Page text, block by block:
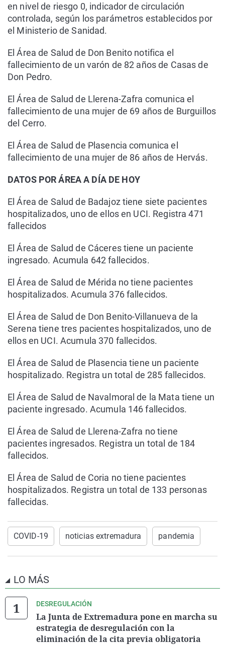
en nivel de riesgo 0, indicador de circulación
controlada, según los parámetros establecidos por
el Ministerio de Sanidad.
El Área de Salud de Don Benito notifica el
fallecimiento de un varón de 82 años de Casas de
Don Pedro.
El Área de Salud de Llerena-Zafra comunica el
fallecimiento de una mujer de 69 años de Burguillos
del Cerro.
El Área de Salud de Plasencia comunica el
fallecimiento de una mujer de 86 años de Hervás.
DATOS POR ÁREA A DÍA DE HOY
El Área de Salud de Badajoz tiene siete pacientes
hospitalizados, uno de ellos en UCI. Registra 471
fallecidos
El Área de Salud de Cáceres tiene un paciente
ingresado. Acumula 642 fallecidos.
El Área de Salud de Mérida no tiene pacientes
hospitalizados. Acumula 376 fallecidos.
El Área de Salud de Don Benito-Villanueva de la
Serena tiene tres pacientes hospitalizados, uno de
ellos en UCI. Acumula 370 fallecidos.
El Área de Salud de Plasencia tiene un paciente
hospitalizado. Registra un total de 285 fallecidos.
El Área de Salud de Navalmoral de la Mata tiene un
paciente ingresado. Acumula 146 fallecidos.
El Área de Salud de Llerena-Zafra no tiene
pacientes ingresados. Registra un total de 184
fallecidos.
El Área de Salud de Coria no tiene pacientes
hospitalizados. Registra un total de 133 personas
fallecidas.
COVID-19 noticias extremadura pandemia
LO MÁS
DESREGULACIÓN
La Junta de Extremadura pone en marcha su
estrategia de desregulación con la
eliminación de la cita previa obligatoria